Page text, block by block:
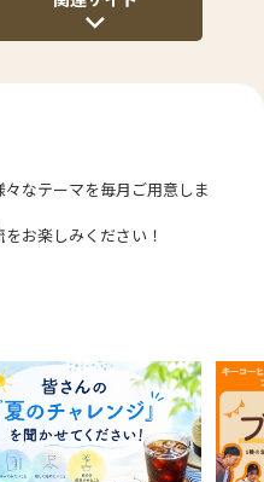
ー、あなたならどれを選
>詳しくはこちら
“KEYスペース”を教えてく
>詳しくはこちら
なテーマを毎月ご用意しま
お楽しみください！